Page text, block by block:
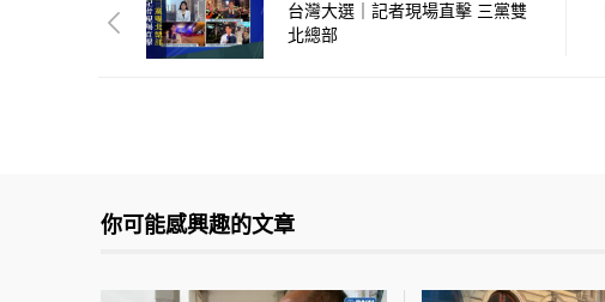
台灣大選｜記者現場直擊 三黨雙
北總部
你可能感興趣的文章